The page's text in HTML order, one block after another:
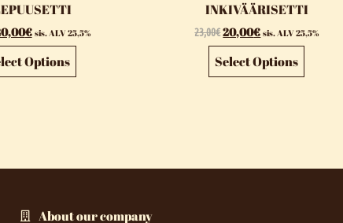
€ sis. ALV 25,5%
Options
INKIVÄÄRISETTI
23,00€20,00€ sis. ALV 25,5%
Select Options
About our company